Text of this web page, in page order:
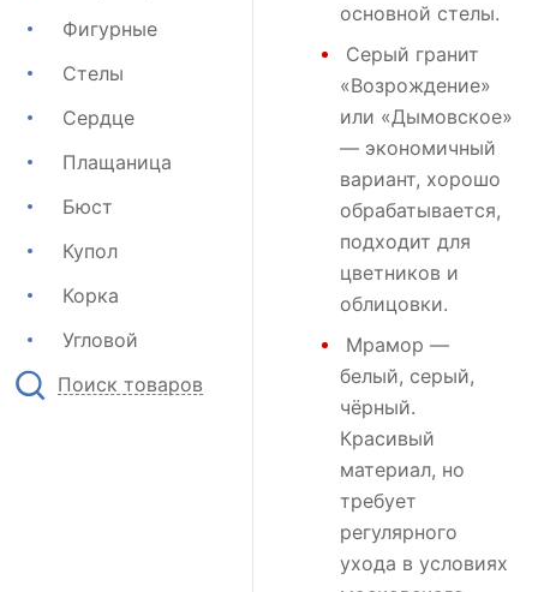
Фигурные
Стелы
Сердце
Плащаница
Бюст
Купол
Корка
Угловой
Поиск товаров
основной стелы.
Серый гранит
«Возрождение»
или «Дымовское»
— экономичный
вариант, хорошо
обрабатывается,
подходит для
цветников и
облицовки.
Мрамор —
белый, серый,
чёрный.
Красивый
материал, но
требует
регулярного
ухода в условиях